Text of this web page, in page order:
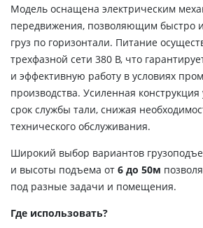
Модель оснащена электрическим
передвижения, позволяющим быстро
груз по горизонтали. Питание
трехфазной сети 380 В, что
и эффективную работу в условиях
производства. Усиленная
срок службы тали, снижая
технического обслуживания.
Широкий выбор вариантов
и высоты подъема от 6 до 50м
под разные задачи и помещения.
Где использовать?